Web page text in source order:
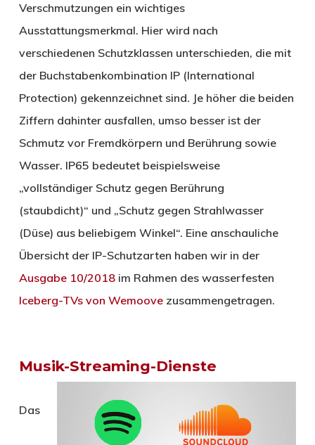
Verschmutzungen ein wichtiges
Ausstattungsmerkmal. Hier wird nach
verschiedenen Schutzklassen unterschieden, die mit
der Buchstabenkombination IP (International
Protection) gekennzeichnet sind. Je höher die beiden
Ziffern dahinter ausfallen, umso besser ist der
Schmutz vor Fremdkörpern und Berührung sowie
Wasser. IP65 bedeutet beispielsweise
„vollständiger Schutz gegen Berührung
(staubdicht)“ und „Schutz gegen Strahlwasser
(Düse) aus beliebigem Winkel“. Eine anschauliche
Übersicht der IP-Schutzarten haben wir in der
Ausgabe 10/2018im Rahmen des wasserfesten
Iceberg-TVs von Wemoovezusammengetragen.
Musik-Streaming-Dienste
Das